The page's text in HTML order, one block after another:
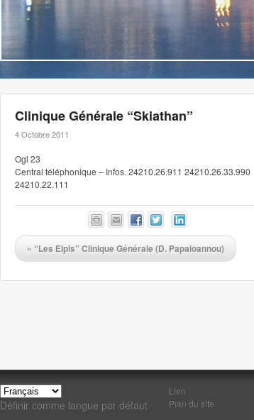
Clinique Générale “Skiathan”
4 Octobre 2011
Ogl 23
Central téléphonique – Infos. 24210.26.911 24210.26.33.990
24210.22.111
« “Les Elpis” Clinique Générale (D. Papaioannou)
Définir comme langue par défaut
Lien
Plan du site